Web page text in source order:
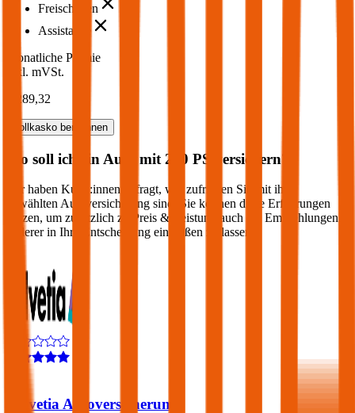
Freischaden
Assistance
Monatliche Prämie
inkl. mVSt.
€ 289,32
Vollkasko berechnen
Wo soll ich ein Auto mit 250 PS versichern?
Wir haben Kund:innen befragt, wie zufrieden Sie mit ihrer
gewählten Autoversicherung sind. Sie können diese Erfahrungen
nutzen, um zusätzlich zu Preis & Leistung auch die Empfehlungen
anderer in Ihre Entscheidung einfließen zu lassen:
Helvetia Autoversicherung